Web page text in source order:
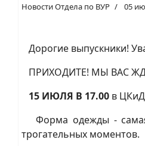
Новости Отдела по ВУР 05
Дорогие выпускники!
ПРИХОДИТЕ! МЫ ВАС
15 ИЮЛЯ В 17.00 в
Форма одежды - самая
трогательных моментов.